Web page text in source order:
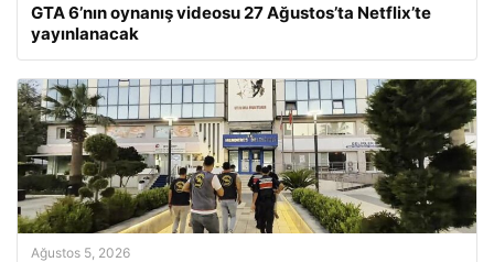
GTA 6’nın oynanış videosu 27 Ağustos’ta Netflix’te
yayınlanacak
Ağustos 5, 2026